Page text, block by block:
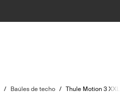
/ Baúles de techo / Thule Motion 3